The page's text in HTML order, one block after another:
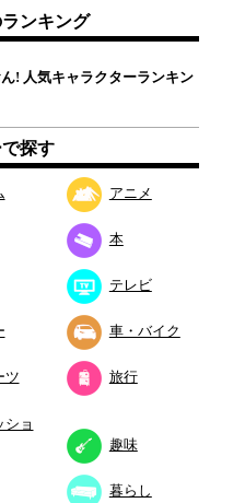
ンキング
! 人気キャラクターランキン
探す
アニメ
本
テレビ
車・バイク
ツ 旅行
ショ
趣味
暮らし